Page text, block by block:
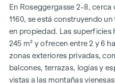
En Roseggergasse 2-8, cerca
1160, se está construyendo
en propiedad. Las superficies
245 m² y ofrecen entre 2 y 6
zonas exteriores privadas,
balcones, terrazas, logias y
vistas a las montañas